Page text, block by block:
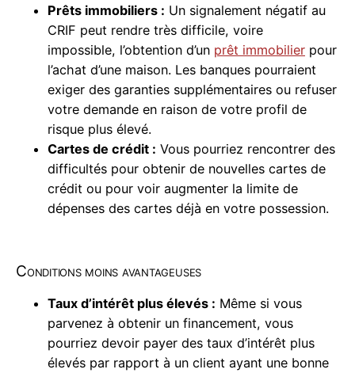
Prêts immobiliers : Un signalement négatif au
CRIF peut rendre très difficile, voire
impossible, l’obtention d’un prêt immobilier pour
l’achat d’une maison. Les banques pourraient
exiger des garanties supplémentaires ou refuser
votre demande en raison de votre profil de
risque plus élevé.
Cartes de crédit : Vous pourriez rencontrer des
difficultés pour obtenir de nouvelles cartes de
crédit ou pour voir augmenter la limite de
dépenses des cartes déjà en votre possession.
Conditions moins avantageuses
Taux d’intérêt plus élevés : Même si vous
parvenez à obtenir un financement, vous
pourriez devoir payer des taux d’intérêt plus
élevés par rapport à un client ayant une bonne